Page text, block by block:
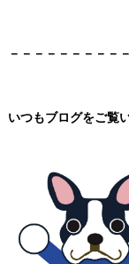
－－－－－－－－－
いつもブログをご覧